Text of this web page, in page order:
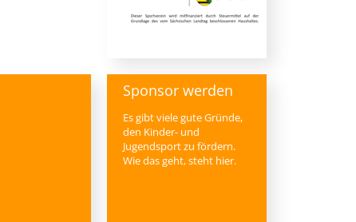
Sponsor werden
Es gibt viele gute Gründe,
den Kinder- und
Jugendsport zu fördern.
Wie das geht, steht hier.